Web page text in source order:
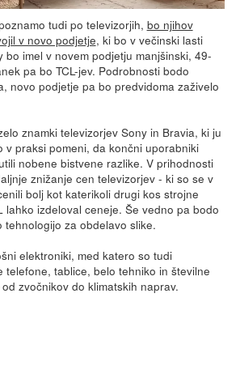
tudi po televizorjih, bo njihov
v novo podjetje, ki bo v večinski lasti
bo imel v novem podjetju manjšinski, 49-
pa bo TCL-jev. Podrobnosti bodo
novo podjetje pa bo predvidoma zaživelo
znamki televizorjev Sony in Bravia, ki ju
v praksi pomeni, da končni uporabniki
nobene bistvene razlike. V prihodnosti
znižanje cen televizorjev - ki so se v
bolj kot katerikoli drugi kos strojne
lahko izdeloval ceneje. Še vedno pa bodo
tehnologijo za obdelavo slike.
elektroniki, med katero so tudi
telefone, tablice, belo tehniko in številne
zvočnikov do klimatskih naprav.